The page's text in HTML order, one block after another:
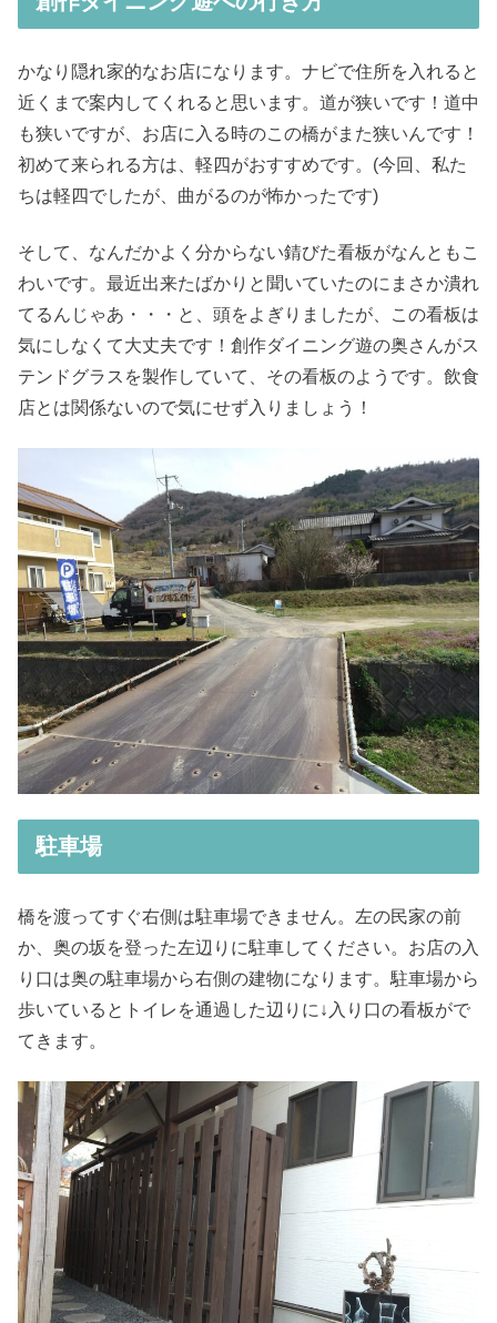
かなり隠れ家的なお店になります。ナビで住所を入れると
近くまで案内してくれると思います。道が狭いです！道中
も狭いですが、お店に入る時のこの橋がまた狭いんです！
初めて来られる方は、軽四がおすすめです。(今回、私た
ちは軽四でしたが、曲がるのが怖かったです)
そして、なんだかよく分からない錆びた看板がなんともこ
わいです。最近出来たばかりと聞いていたのにまさか潰れ
てるんじゃあ・・・と、頭をよぎりましたが、この看板は
気にしなくて大丈夫です！創作ダイニング遊の奥さんがス
テンドグラスを製作していて、その看板のようです。飲食
店とは関係ないので気にせず入りましょう！
駐車場
橋を渡ってすぐ右側は駐車場できません。左の民家の前
か、奥の坂を登った左辺りに駐車してください。お店の入
り口は奥の駐車場から右側の建物になります。駐車場から
歩いているとトイレを通過した辺りに↓入り口の看板がで
てきます。